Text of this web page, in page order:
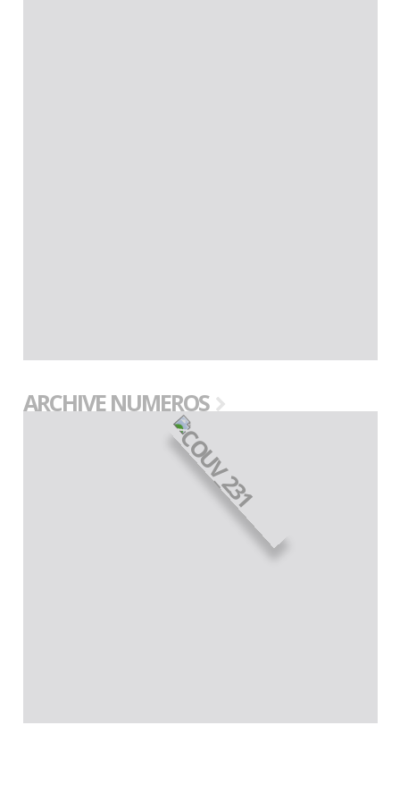
ARCHIVE NUMEROS